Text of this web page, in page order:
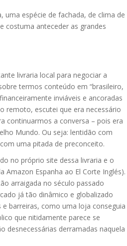
espécie de fachada, de clima de
costuma anteceder as grandes
livraria local para negociar a
termos conteúdo em “brasileiro,
inviáveis e ancoradas
remoto, escutei que era necessário
continuarmos a conversa – pois era
Mundo. Ou seja: lentidão com
uma pitada de preconceito.
no próprio site dessa livraria e o
Amazon Espanha ao El Corte Inglés).
arraigada no século passado
já tão dinâmico e globalizado
barreiras, como uma loja conseguia
que nitidamente parece se
desnecessárias derramadas naquela